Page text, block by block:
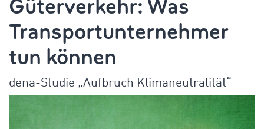
Güterverkehr: Was
Transportunternehmer
tun können
dena-Studie „Aufbruch Klimaneutralität“